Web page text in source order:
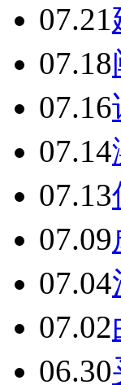
07.21
07.18
07.16
07.14
07.13
07.09
07.04
07.02
06.30